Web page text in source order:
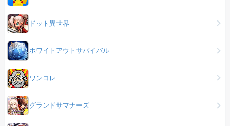
ドット異世界
ホワイトアウトサバイバル
ワンコレ
グランドサマナーズ